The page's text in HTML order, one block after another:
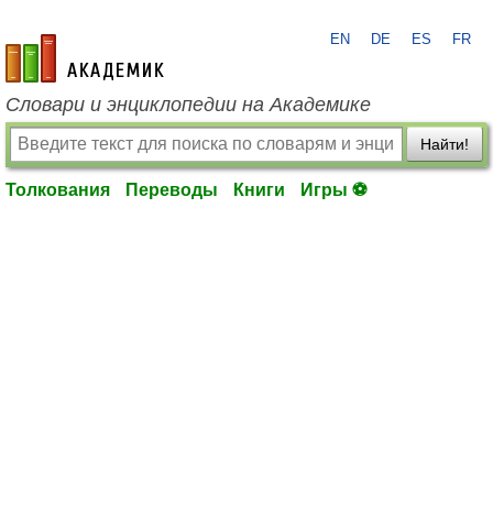
academic.ru
EN DE ES FR
Словари и энциклопедии на Академике
Найти!
Толкования Переводы Книги Игры ⚽